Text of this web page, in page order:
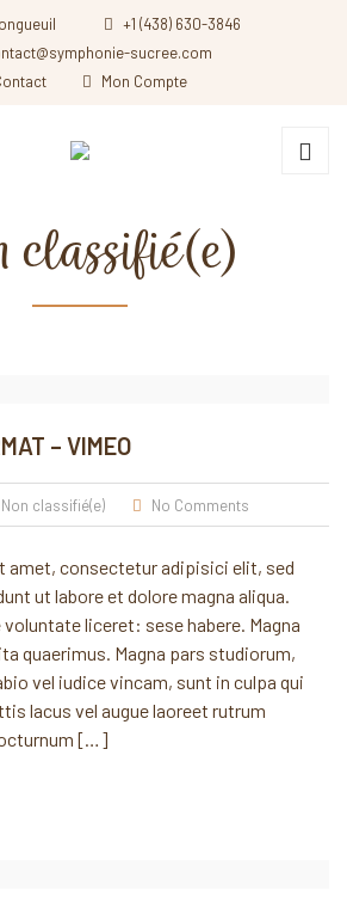
+1 (438) 630-3846
sucree.com
Mon Compte
classifié(e)
– VIMEO
Non classifié(e) No Comments
amet, consectetur adipisici elit, sed
ut labore et dolore magna aliqua.
voluntate liceret: sese habere. Magna
quaerimus. Magna pars studiorum,
vel iudice vincam, sunt in culpa qui
lacus vel augue laoreet rutrum
[…]